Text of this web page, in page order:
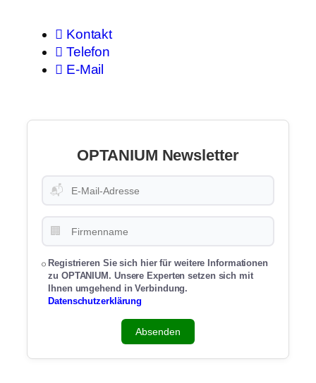
Kontakt
Telefon
E-Mail
OPTANIUM Newsletter
📬
🏢
Registrieren Sie sich hier für weitere Informationen
zu OPTANIUM. Unsere Experten setzen sich mit
Ihnen umgehend in Verbindung.
Datenschutzerklärung
Absenden